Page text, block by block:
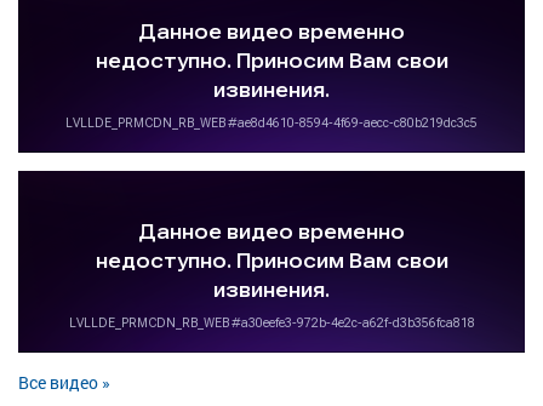
Все видео »